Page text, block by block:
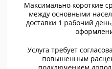
Максимально короткие
между основными
доставки 1 рабочий
Услуга требует
повышенным